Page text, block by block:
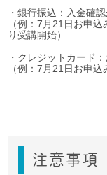
・銀行振込：入金確
（例：7月21日お申
り受講開始）
・クレジットカード
（例：7月21日お申
注意事項